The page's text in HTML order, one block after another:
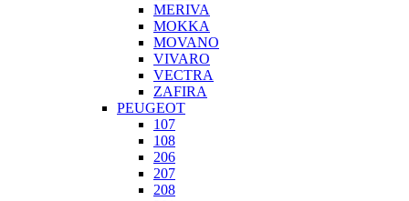
MERIVA
MOKKA
MOVANO
VIVARO
VECTRA
ZAFIRA
PEUGEOT
107
108
206
207
208